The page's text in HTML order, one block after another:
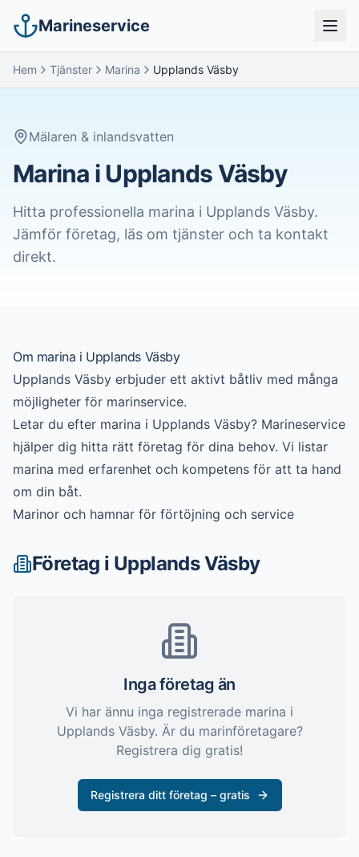
Marineservice
Hem Tjänster Marina Upplands Väsby
Mälaren & inlandsvatten
Marina i Upplands Väsby
Hitta professionella marina i Upplands Väsby.
Jämför företag, läs om tjänster och ta kontakt
direkt.
Om marina i Upplands Väsby
Upplands Väsby erbjuder ett aktivt båtliv med många
möjligheter för marinservice.
Letar du efter marina i Upplands Väsby? Marineservice
hjälper dig hitta rätt företag för dina behov. Vi listar
marina med erfarenhet och kompetens för att ta hand
om din båt.
Marinor och hamnar för förtöjning och service
Företag i Upplands Väsby
Inga företag än
Vi har ännu inga registrerade marina i
Upplands Väsby. Är du marinföretagare?
Registrera dig gratis!
Registrera ditt företag – gratis